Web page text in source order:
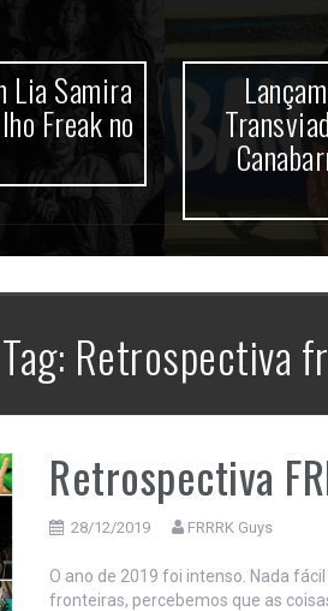
Lia Samira
Freak no
Tag: Retrospectiva
Retrospectiva
28/12/2019 FRRRK Guys
O ano de 2019 foi intenso. Nada
fronteiras, percebemos que as